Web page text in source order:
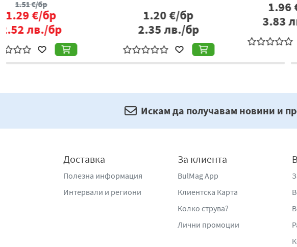
Производител
1.96
3.83
2.04
3.99
Искам да получавам новини и
Доставка
Полезна информация
Интервали и региони
За клиента
BulMag App
Клиентска Карта
Колко струва?
Лични промоции